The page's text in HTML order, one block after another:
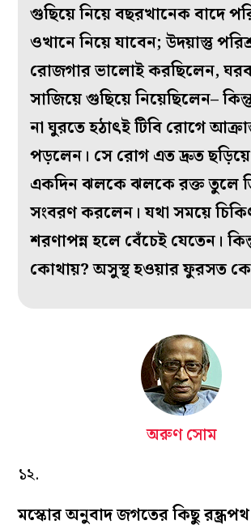
গুছিয়ে নিয়ে বছরখানেক বাদে
ওখানে নিয়ে যাবেন; উদয়াস্তু
রোজগার ভালোই করছিলেন,
সাজিয়ে গুছিয়ে নিয়েছিলেন–
না ঘুরতে হঠাৎই টিবি রোগে
পড়লেন। সে রোগ এত দ্রুত
একদিন ঝলকে ঝলকে রক্ত তুলে
সংবরণ করলেন। যথা সময়ে
শরণাপন্ন হলে বেঁচেই যেতেন।
কোথায়? অসুস্থ হওয়ার ফুরসত
অরুণ সোম
১২.
মস্কোর অনুবাদ জগতের কিছু